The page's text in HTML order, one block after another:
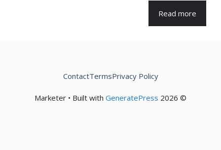
Read more
© 2026 Marketer • Built with
GeneratePress
Privacy Policy
Terms
Contact